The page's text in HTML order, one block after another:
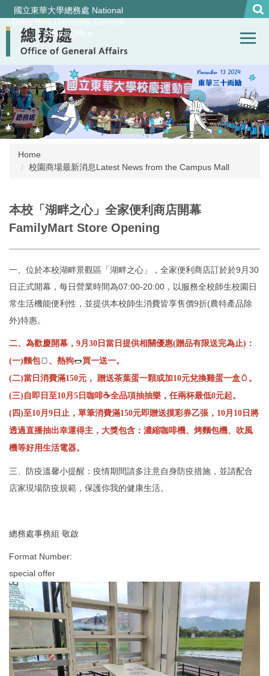
Jump
to
the
main
content
block
國立東華大學總務處 National
Dong Hwa University General
Affairs Office
Home
校園商場最新消息Latest News from the Campus Mall
本校「湖畔之心」全家便利商店開幕
FamilyMart Store Opening
一、位於本校湖畔景觀區「湖畔之心」，全家便利商店訂於於9月30
日正式開幕，每日營業時間為07:00-20:00，以服務全校師生校園日
常生活機能便利性，並提供本校師生消費皆享售價9折(農特產品除
外)特惠。
二、為歡慶開幕，9月30日當日提供相關優惠(贈品有限送完為止)：
(一)麵包🍞 、熱狗🌭買一送一。
(二)當日消費滿150元， 贈送茶葉蛋一顆或加10元兌換雞蛋一盒🥚 。
(三)自即日至10月5日咖啡☕全品項抽抽樂，任兩杯最低0元起。
(四)至10月9日止，單筆消費滿150元即贈送摸彩券乙張，10月10日將
透過直播抽出幸運得主，大獎包含：濃縮咖啡機、烤麵包機、吹風
機等好用生活電器。
三、防疫溫馨小提醒：疫情期間請多注意自身防疫措施，並請配合
店家現場防疫規範，保護你我的健康生活。
總務處事務組 敬啟
Format Number:
special offer